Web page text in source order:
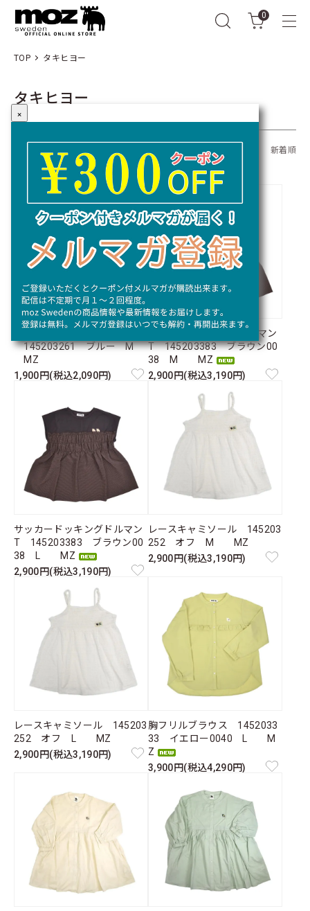
0
TOP タキヒヨー
タキヒヨー
全28商品 おすすめ順 新着順
145203261 ブルー M
MZ
1,900円(税込2,090円)
サッカードッキングドルマン
T 145203383 ブラウン00
38 M MZ
2,900円(税込3,190円)
サッカードッキングドルマン
T 145203383 ブラウン00
38 L MZ
2,900円(税込3,190円)
レースキャミソール 145203
252 オフ M MZ
2,900円(税込3,190円)
レースキャミソール 145203
252 オフ L MZ
2,900円(税込3,190円)
胸フリルブラウス 1452033
33 イエロー0040 L M
Z
3,900円(税込4,290円)
×